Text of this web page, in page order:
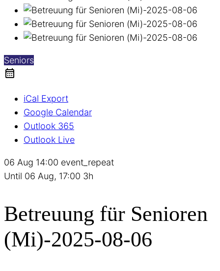
Seniors
iCal Export
Google Calendar
Outlook 365
Outlook Live
06 Aug 14:00 event_repeat
Until 06 Aug, 17:00 3h
Betreuung für Senioren
(Mi)-2025-08-06